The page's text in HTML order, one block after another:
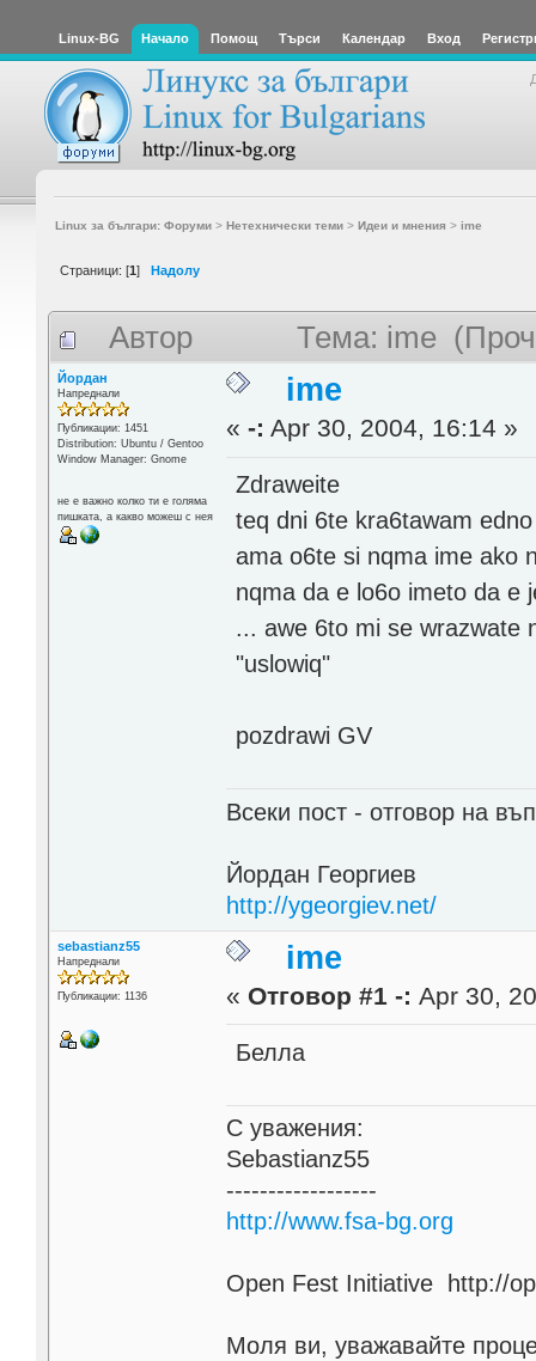
Linux-BG Начало Помощ Търси Календар Вход
Linux за българи: Форуми> Нетехнически теми> Идеи и мнения > ime
Страници: [1] Надолу
Автор Тема: ime
Йордан
Напреднали
Публикации: 1451
Distribution: Ubuntu / Gentoo
Window Manager: Gnome
не е важно колко ти е голяма
пишката, а какво можеш с нея
ime
«-: Apr 30, 2004, 16:14 »
Zdraweite
teq dni 6te kra6tawam
ama o6te si nqma ime ako
nqma da e lo6o imeto da e
... awe 6to mi se wrazwate
"uslowiq"
pozdrawi GV
Всеки пост - отговор на
Йордан Георгиев
http://ygeorgiev.net/
sebastianz55
Напреднали
Публикации: 1136
ime
« Отговор #1 -: Apr 30,
Белла
С уважения:
Sebastianz55
------------------
http://www.fsa-bg.org
Open Fest Initiative http://
Моля ви, уважавайте